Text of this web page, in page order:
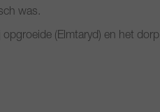
was.
(Elmtaryd) en het dorp